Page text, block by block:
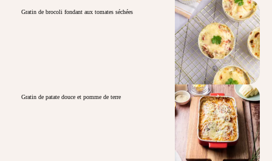
Gratin de brocoli fondant aux tomates séchées
Gratin de patate douce et pomme de terre